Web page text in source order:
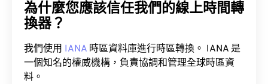
為什麼您應該信任我們的線上時間轉
換器？
我們使用 IANA 時區資料庫進行時區轉換。 IANA 是
一個知名的權威機構，負責協調和管理全球時區資
料。